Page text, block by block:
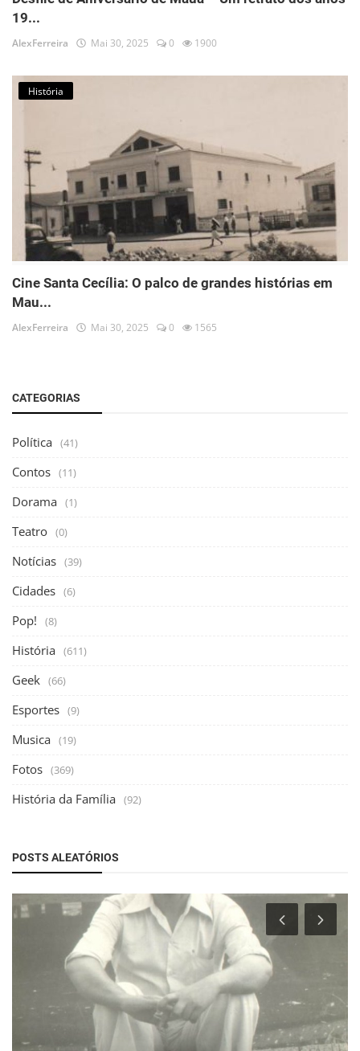
19...
AlexFerreira Mai 30, 2025 0 1900
História
Cine Santa Cecília: O palco de grandes histórias em
Mau...
AlexFerreira Mai 30, 2025 0 1565
CATEGORIAS
Política (41)
Contos (11)
Dorama (1)
Teatro (0)
Notícias (39)
Cidades (6)
Pop! (8)
História (611)
Geek (66)
Esportes (9)
Musica (19)
Fotos (369)
História da Família (92)
POSTS ALEATÓRIOS